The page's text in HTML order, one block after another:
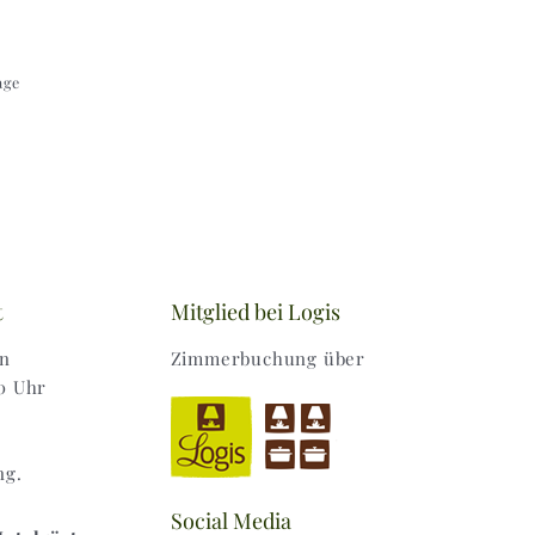
Uhr
Mitglied bei Logis
Zimmerbuchung über
Social Media